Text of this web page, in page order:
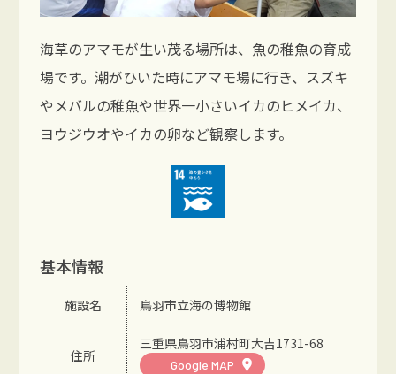
海草のアマモが生い茂る場所は、魚の稚魚の育成
場です。潮がひいた時にアマモ場に行き、スズキ
やメバルの稚魚や世界一小さいイカのヒメイカ、
ヨウジウオやイカの卵など観察します。
基本情報
施設名 鳥羽市立海の博物館
住所
三重県鳥羽市浦村町大吉1731-68
Google MAP